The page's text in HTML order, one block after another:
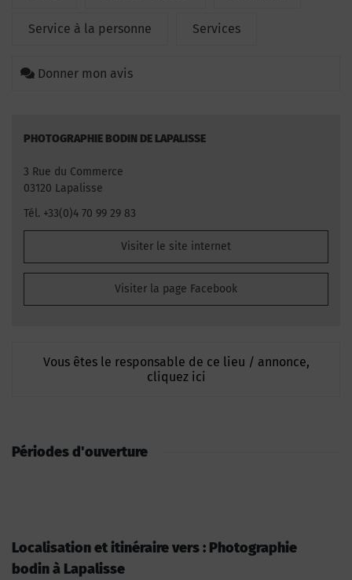
Service à la personne Services
Donner mon avis
PHOTOGRAPHIE BODIN DE LAPALISSE
3 Rue du Commerce
03120 Lapalisse
Tél. +33(0)4 70 99 29 83
Visiter le site internet
Visiter la page Facebook
Vous êtes le responsable de ce lieu / annonce,
cliquez ici
Périodes d'ouverture
Localisation et itinéraire vers : Photographie
bodin à Lapalisse